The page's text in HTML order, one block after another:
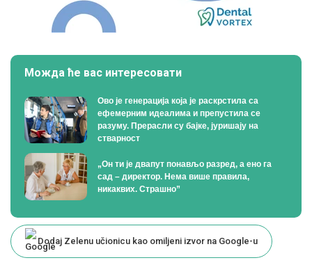
Можда ће вас интересовати
Ово је генерација која је раскрстила са
ефемерним идеалима и препустила се
разуму. Прерасли су бајке, јуришају на
стварност
„Он ти је двапут понављо разред, а ено га
сад – директор. Нема више правила,
никаквих. Страшно”
Dodaj Zelenu učionicu kao omiljeni izvor na Google-u